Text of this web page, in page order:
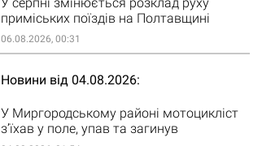
приміських поїздів на Полтавщині
06.08.2026, 00:31
Новини від 04.08.2026
У Миргородському районі мотоцикліст
з’їхав у поле, упав та загинув